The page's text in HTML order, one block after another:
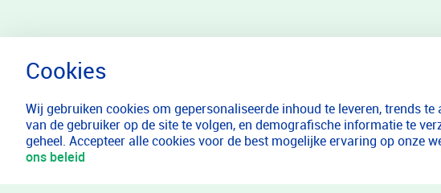
Wij gebruiken cookies om gepersonaliseerde inhoud te leveren, trends te
van de gebruiker op de site te volgen, en demografische informatie te
geheel. Accepteer alle cookies voor de best mogelijke ervaring op onze
ons beleid